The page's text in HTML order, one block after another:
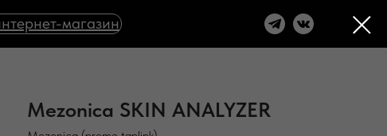
магазин
Mezonica SKIN ANALYZER